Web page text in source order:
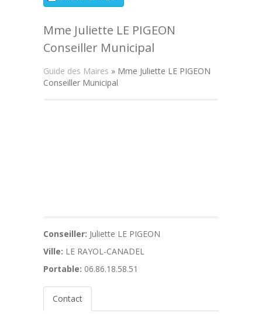
Mme Juliette LE PIGEON
Conseiller Municipal
Guide des Maires » Mme Juliette LE PIGEON
Conseiller Municipal
Conseiller: Juliette LE PIGEON
Ville: LE RAYOL-CANADEL
Portable: 06.86.18.58.51
Contact